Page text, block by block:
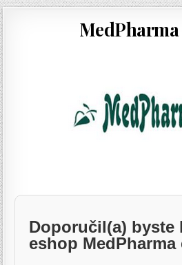
MedPharma
Doporučil(a) byste
eshop MedPharma